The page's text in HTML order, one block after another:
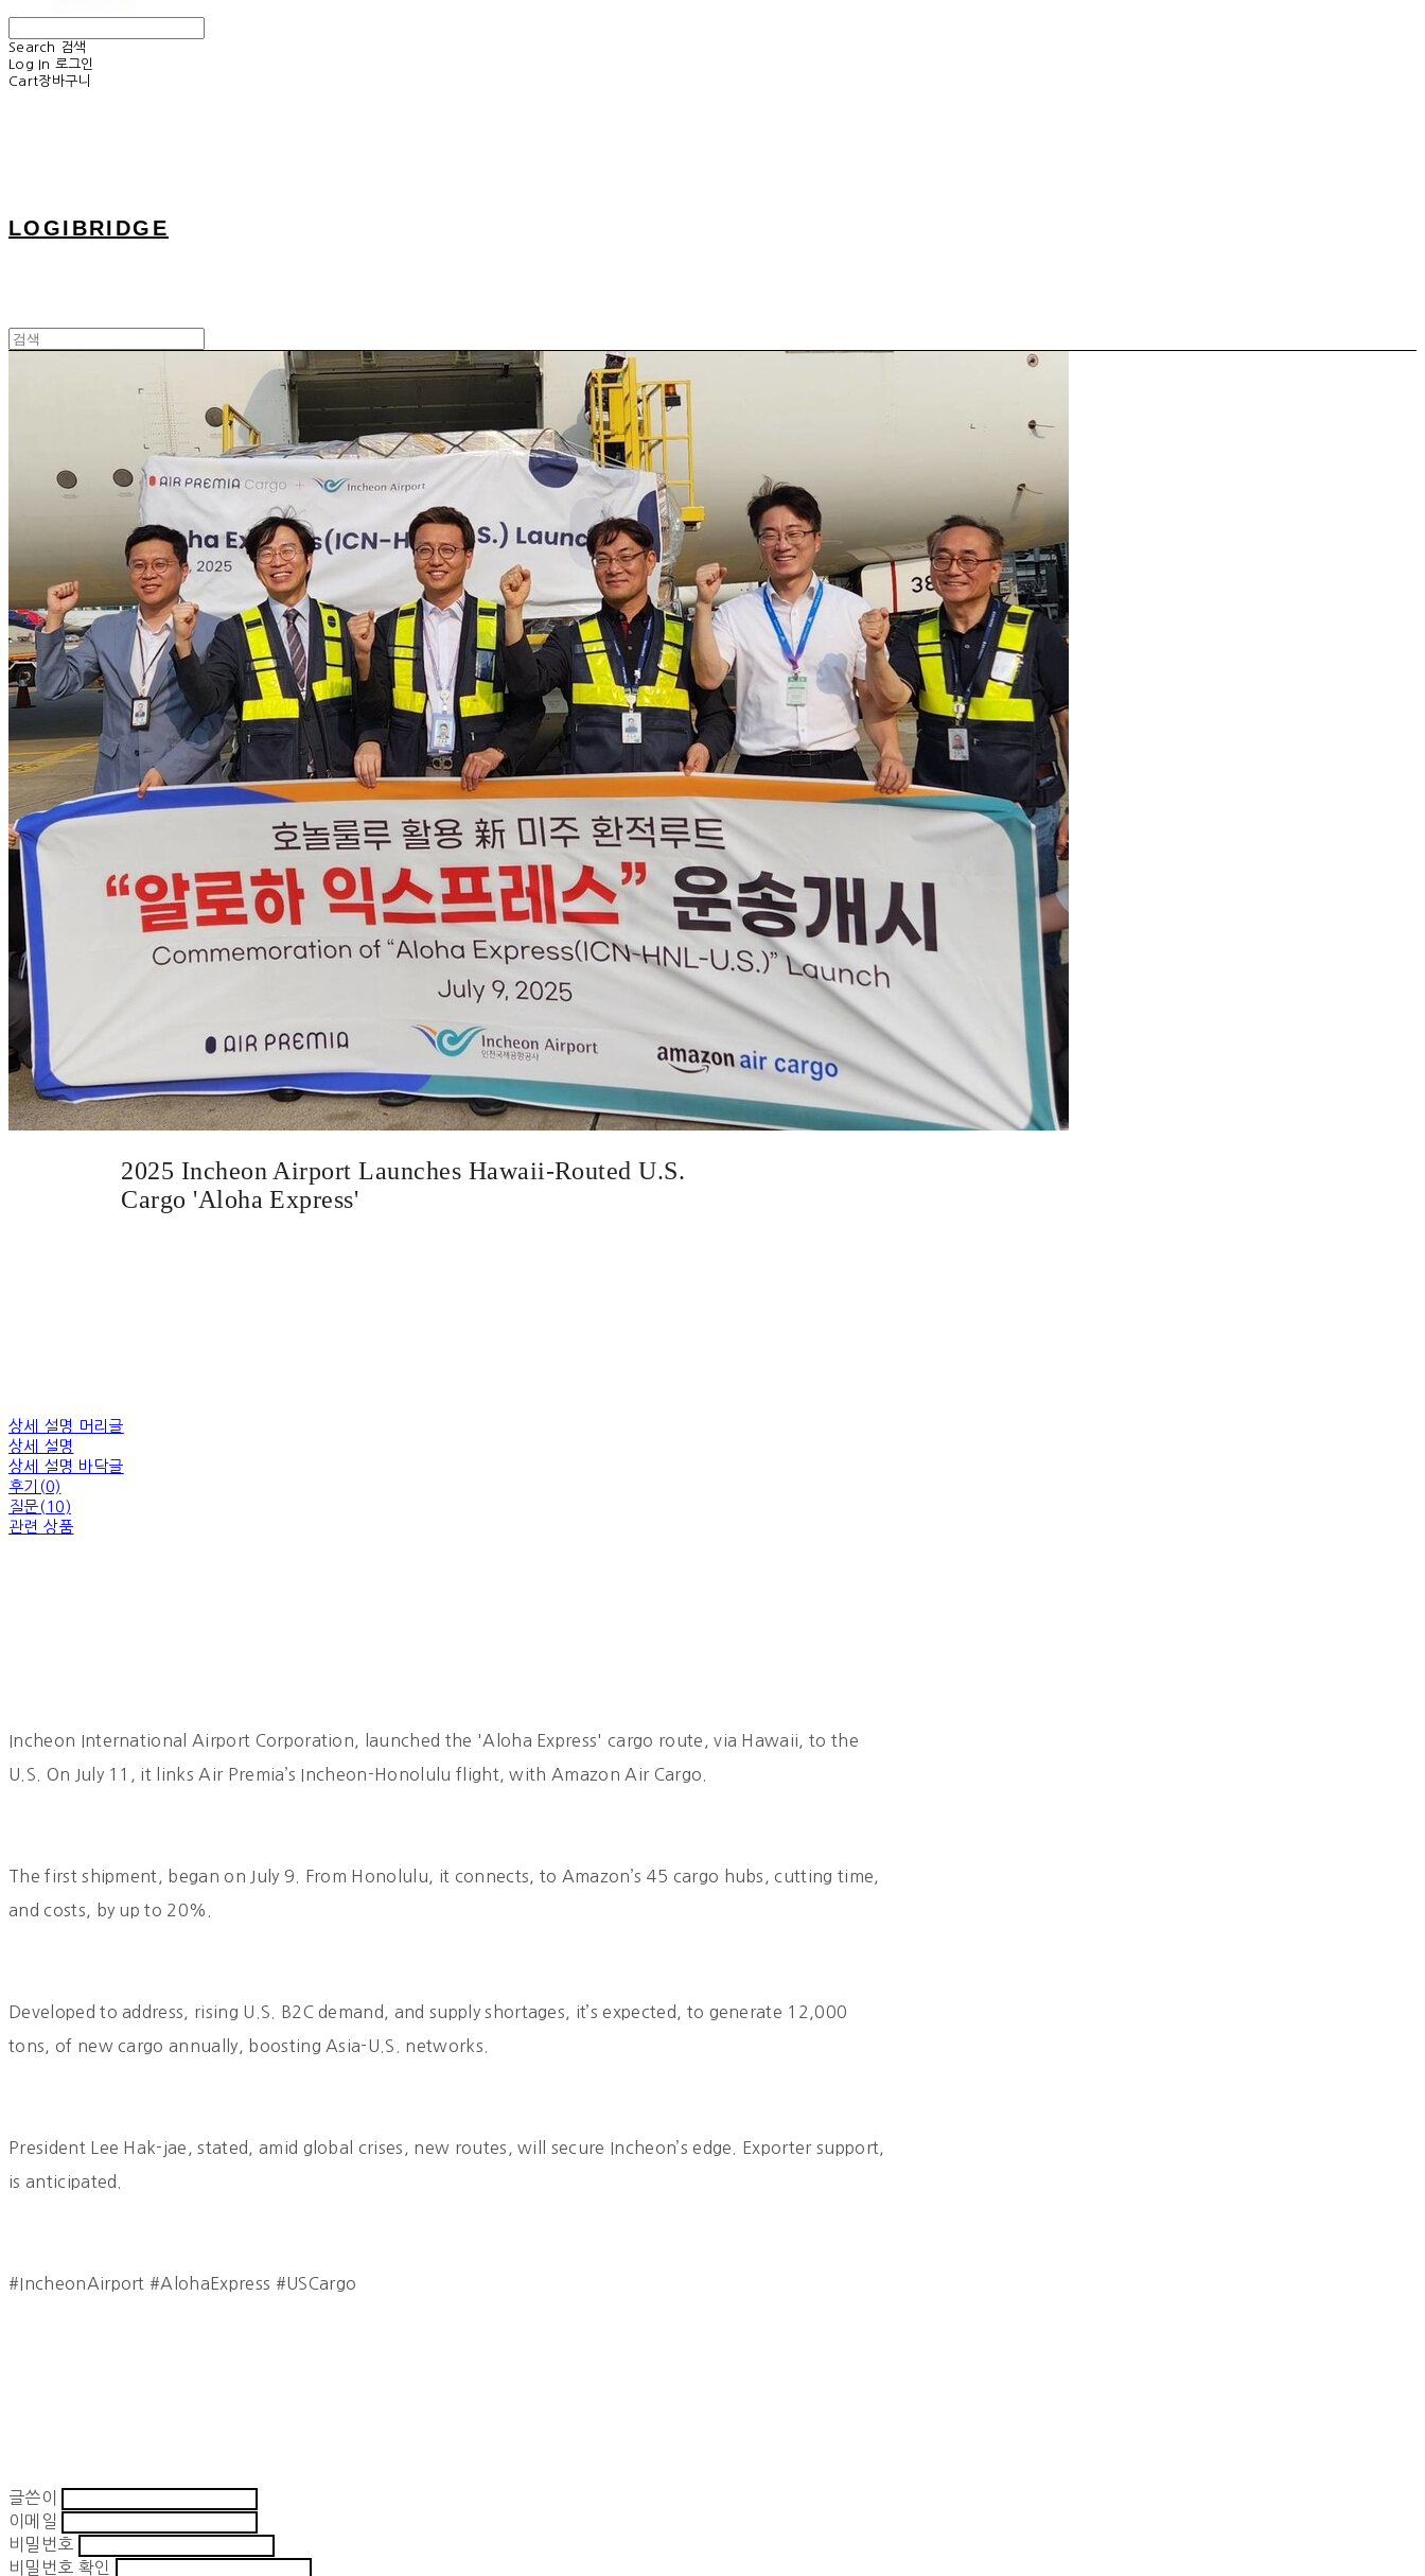
Search
검색
Log In 로그인
Cart장바구니
LOGIBRIDGE
2025 Incheon Airport Launches Hawaii-Routed U.S.
Cargo 'Aloha Express'
상세 설명 머리글
상세 설명
상세 설명 바닥글
후기(0)
질문(10)
관련 상품
Incheon International Airport Corporation, launched the 'Aloha Express' cargo route, via Hawaii, to the
U.S. On July 11, it links Air Premia’s Incheon-Honolulu flight, with Amazon Air Cargo.
The first shipment, began on July 9. From Honolulu, it connects, to Amazon’s 45 cargo hubs, cutting time,
and costs, by up to 20%.
Developed to address, rising U.S. B2C demand, and supply shortages, it’s expected, to generate 12,000
tons, of new cargo annually, boosting Asia-U.S. networks.
President Lee Hak-jae, stated, amid global crises, new routes, will secure Incheon’s edge. Exporter support,
is anticipated.
#IncheonAirport #AlohaExpress #USCargo
글쓴이
이메일
비밀번호
비밀번호 확인